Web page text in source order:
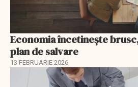
Economia încetinește
plan de salvare
13 FEBRUARIE 2026